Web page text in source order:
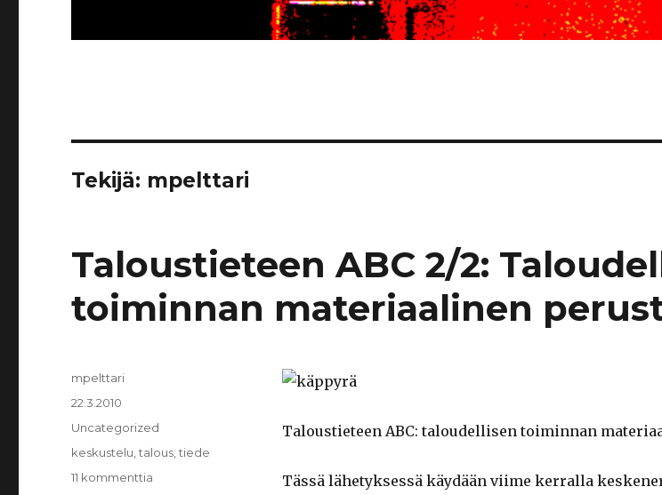
Tekijä: mpelttari
Taloustieteen ABC 2/2:
toiminnan materiaalinen
Taloustieteen ABC: taloudellisen toiminnan
Tässä lähetyksessä käydään viime kerralla
Kirjoittaja
mpelttari
Julkaistu
22.3.2010
Kategoriat
Uncategorized
Avainsanat
keskustelu ,talous ,tiede
11 kommenttia